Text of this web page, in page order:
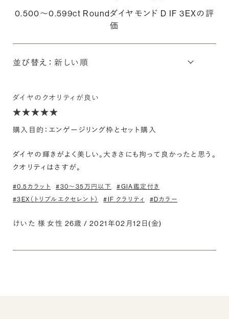
0.500〜0.599ct Roundダイヤモンド D IF 3EXの評
価
並び替え：
ダイヤのクオリティが良い
購入目的：エンゲージリング枠とセット購入
ダイヤの輝きがよく美しい。大きさにも拘って良かったと思う。
クオリティはさすが。
#0.5カラット #30〜35万円以下
#GIA鑑定付き
#3EX（トリプルエクセレント）
#IF クラリティ #Dカラー
けいた 様 女性 26歳 / 2021年02月12日(金)